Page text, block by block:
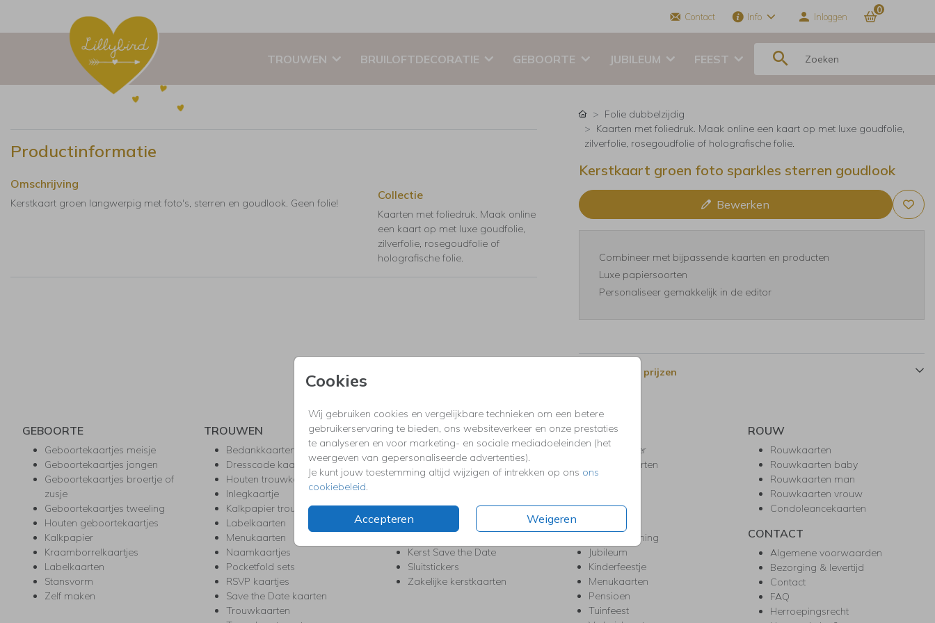
Contact Info Inloggen
0
TROUWEN BRUILOFTDECORATIE GEBOORTE JUBILEUM FEEST
Cookies
Wij gebruiken cookies en vergelijkbare technieken om een betere
gebruikerservaring te bieden, ons websiteverkeer en onze prestaties
te analyseren en voor marketing- en sociale mediadoeleinden (het
weergeven van gepersonaliseerde advertenties).
Je kunt jouw toestemming altijd wijzigen of intrekken op ons ons
cookiebeleid.
Accepteren Weigeren
Productinformatie
Omschrijving
Kerstkaart groen langwerpig met foto's, sterren en goudlook. Geen folie!
Collectie
Kaarten met foliedruk. Maak online
een kaart op met luxe goudfolie,
zilverfolie, rosegoudfolie of
holografische folie.
Folie dubbelzijdig
Kaarten met foliedruk. Maak online een kaart op met luxe goudfolie,
zilverfolie, rosegoudfolie of holografische folie.
Kerstkaart groen foto sparkles sterren goudlook
Bewerken
Combineer met bijpassende kaarten en producten
Luxe papiersoorten
Personaliseer gemakkelijk in de editor
Formaten en prijzen
GEBOORTE
Geboortekaartjes meisje
Geboortekaartjes jongen
Geboortekaartjes broertje of
zusje
Geboortekaartjes tweeling
Houten geboortekaartjes
Kalkpapier
Kraamborrelkaartjes
Labelkaarten
Stansvorm
Zelf maken
TROUWEN
Bedankkaarten
Dresscode kaartjes
Houten trouwkaarten
Inlegkaartje
Kalkpapier trouwkaarten
Labelkaarten
Menukaarten
Naamkaartjes
Pocketfold sets
RSVP kaartjes
Save the Date kaarten
Trouwkaarten
KERST
Kerstkaarten
Kerstborrel uitnodigingen
Kerstdiner uitnodigingen
Kerst trouwkaarten
Kerst-verhuiskaarten
Kerst Save the Date
Sluitstickers
Zakelijke kerstkaarten
FEEST
Babyshower
Bedankkaarten
Communie
Geslaagd
Housewarming
Jubileum
Kinderfeestje
Menukaarten
Pensioen
Tuinfeest
ROUW
Rouwkaarten
Rouwkaarten baby
Rouwkaarten man
Rouwkaarten vrouw
Condoleancekaarten
CONTACT
Algemene voorwaarden
Bezorging & levertijd
Contact
FAQ
Herroepingsrecht